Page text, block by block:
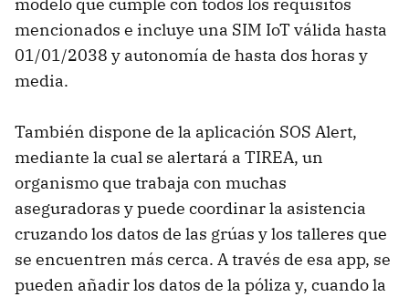
modelo que cumple con todos los requisitos
mencionados e incluye una SIM IoT válida hasta
01/01/2038 y autonomía de hasta dos horas y
media.
También dispone de la aplicación SOS Alert,
mediante la cual se alertará a TIREA, un
organismo que trabaja con muchas
aseguradoras y puede coordinar la asistencia
cruzando los datos de las grúas y los talleres que
se encuentren más cerca. A través de esa app, se
pueden añadir los datos de la póliza y, cuando la